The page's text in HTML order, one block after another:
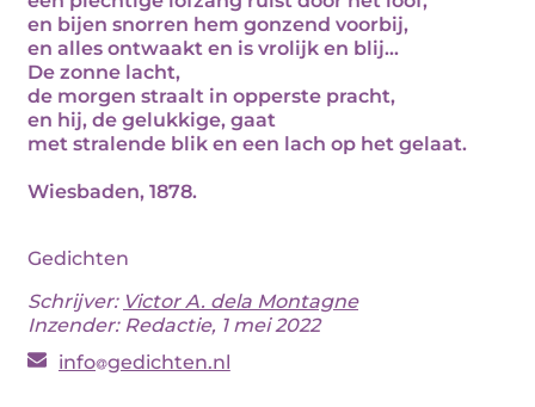
en bijen snorren hem gonzend voorbij,
en alles ontwaakt en is vrolijk en blij...
De zonne lacht,
de morgen straalt in opperste pracht,
en hij, de gelukkige, gaat
met stralende blik en een lach op het gelaat.
Wiesbaden, 1878.
Gedichten
Schrijver: Victor A. dela Montagne
Inzender: Redactie, 1 mei 2022
info gedichten.nl